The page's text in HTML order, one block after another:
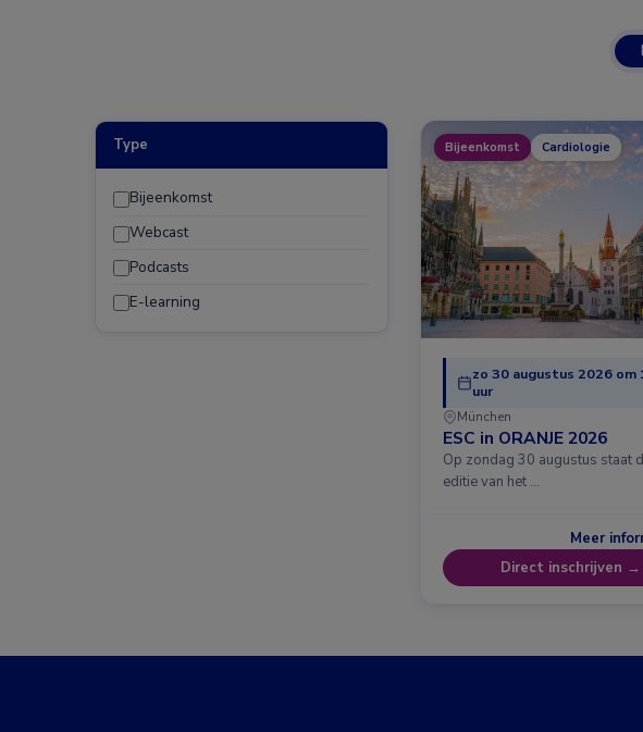
Type
Bijeenkomst
Webcast
Podcasts
E-learning
Bijeenkomst Cardiologie
zo 30 augustus 2026 om
uur
München
ESC in ORANJE 2026
Op zondag 30 augustus staat
editie van het …
Meer
Direct inschrijven →